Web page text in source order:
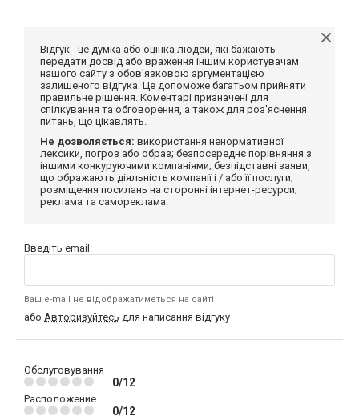
Відгук - це думка або оцінка людей, які бажають
передати досвід або враження іншим користувачам
нашого сайту з обов'язковою аргументацією
залишеного відгука. Це допоможе багатьом прийняти
правильне рішення. Коментарі призначені для
спілкування та обговорення, а також для роз'яснення
питань, що цікавлять.
Не дозволяється: використання ненормативної
лексики, погроз або образ; безпосереднє порівняння з
іншими конкуруючими компаніями; безпідставні заяви,
що ображають діяльність компанії і / або її послуги;
розміщення посилань на сторонні інтернет-ресурси;
реклама та самореклама.
Введіть email:
Ваш e-mail не відображатиметься на сайті
або Авторизуйтесь для написання відгуку
Обслуговування
0/12
Расположение
0/12